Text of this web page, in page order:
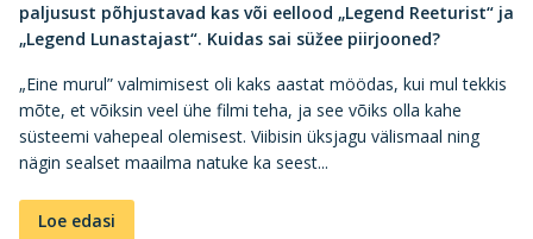
paljusust põhjustavad kas või eellood „Legend Reeturist“ ja
„Legend Lunastajast“. Kuidas sai süžee piirjooned?
„Eine murul” valmimisest oli kaks aastat möödas, kui mul tekkis
mõte, et võiksin veel ühe filmi teha, ja see võiks olla kahe
süsteemi vahepeal olemisest. Viibisin üksjagu välismaal ning
nägin sealset maailma natuke ka seest...
Loe edasi